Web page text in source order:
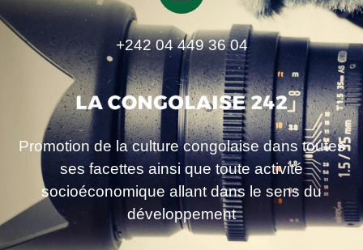
+242 04 449 36 04
Promotion de la culture congolaise dans toutes
ses facettes ainsi que toute activité
socioéconomique allant dans le sens du
développement